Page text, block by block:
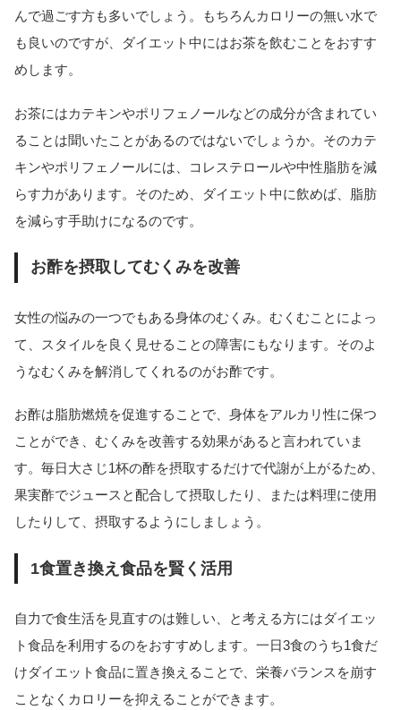
んで過ごす方も多いでしょう。もちろんカロリーの無い水で
も良いのですが、ダイエット中にはお茶を飲むことをおすす
めします。
お茶にはカテキンやポリフェノールなどの成分が含まれてい
ることは聞いたことがあるのではないでしょうか。そのカテ
キンやポリフェノールには、コレステロールや中性脂肪を減
らす力があります。そのため、ダイエット中に飲めば、脂肪
を減らす手助けになるのです。
お酢を摂取してむくみを改善
女性の悩みの一つでもある身体のむくみ。むくむことによっ
て、スタイルを良く見せることの障害にもなります。そのよ
うなむくみを解消してくれるのがお酢です。
お酢は脂肪燃焼を促進することで、身体をアルカリ性に保つ
ことができ、むくみを改善する効果があると言われていま
す。毎日大さじ1杯の酢を摂取するだけで代謝が上がるため、
果実酢でジュースと配合して摂取したり、または料理に使用
したりして、摂取するようにしましょう。
1食置き換え食品を賢く活用
自力で食生活を見直すのは難しい、と考える方にはダイエッ
ト食品を利用するのをおすすめします。一日3食のうち1食だ
けダイエット食品に置き換えることで、栄養バランスを崩す
ことなくカロリーを抑えることができます。